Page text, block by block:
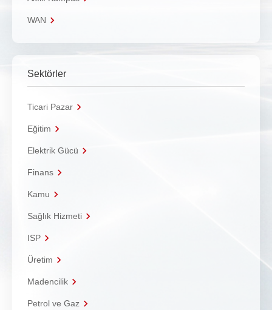
WAN
Sektörler
Ticari Pazar
Eğitim
Elektrik Gücü
Finans
Kamu
Sağlık Hizmeti
ISP
Üretim
Madencilik
Petrol ve Gaz